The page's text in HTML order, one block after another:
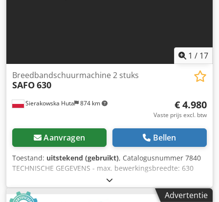
slijpschoen met grafietsteun Universeel ontwerp voor1 / 17
Sierakowska Huta 874 km
Breedbandschuurmachine 2 stuks
SAFO630
€ 4.980
Vaste prijs excl. btw
Aanvragen Bellen
Toestand: uitstekend (gebruikt), Catalogusnummer 7840
TECHNISCHE GEGEVENS - max. bewerkingsbreedte: 630
mm - max. bewerkingshoogte: 110 mm Codpozr I Anofx
Apysrf - 2 aggregaten: 1) Geribbelde rubberen rol voor
kalibratie 2) Geribbelde rubberen rol voor kalibratie +
Advertentie